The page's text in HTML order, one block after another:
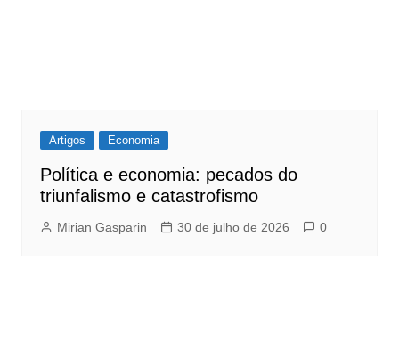
Artigos Economia
Política e economia: pecados do
triunfalismo e catastrofismo
Mirian Gasparin 30 de julho de 2026 0